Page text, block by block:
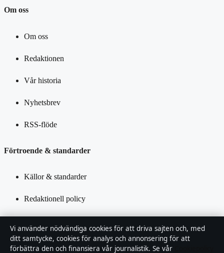
Om oss
Om oss
Redaktionen
Vår historia
Nyhetsbrev
RSS-flöde
Förtroende & standarder
Källor & standarder
Redaktionell policy
Tillgänglighetsredogörelse
Vi använder nödvändiga cookies för att driva sajten och, med
ditt samtycke, cookies för analys och annonsering för att
förbättra den och finansiera vår journalistik. Se vår